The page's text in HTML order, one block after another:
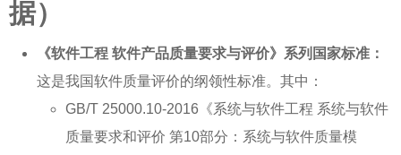
据）
《软件工程 软件产品质量要求与评价》系列国家标准：
这是我国软件质量评价的纲领性标准。其中：
GB/T 25000.10-2016《系统与软件工程 系统与软件
质量要求和评价 第10部分：系统与软件质量模